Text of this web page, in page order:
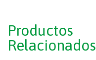
Productos
Relacionados